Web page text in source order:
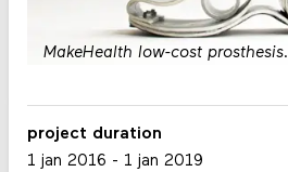
MakeHealth low-cost prosthesis.
project duration
1 jan 2016 - 1 jan 2019